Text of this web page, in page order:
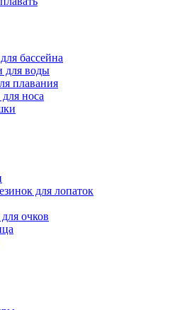
бассейна
для воды
плавания
носа
для лопаток
очков